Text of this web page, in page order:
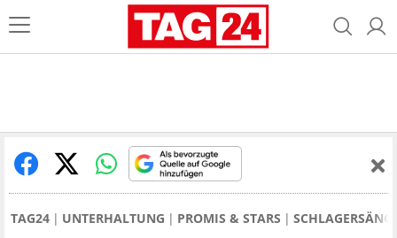
TAG24 UNTERHALTUNG PROMIS & STARS